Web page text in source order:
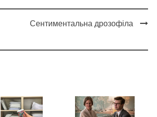
Сентиментальна дрозофіла